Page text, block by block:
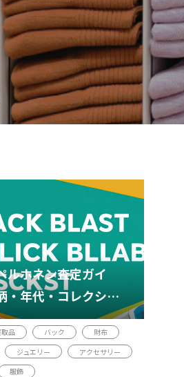
ルホネン査定ガイ
・年代・コレクショ
存状態のポイント
品 バック
財布
ジュエリー
アクセサリー
服飾